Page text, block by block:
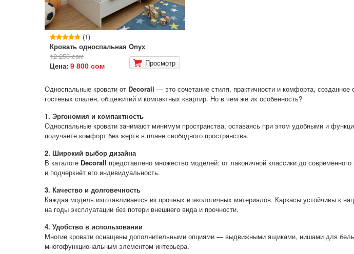
(1)
Кровать односпальная Onyx
12 250 сом
Цена: 9 800 сом Просмотр
Односпальные кровати от Decorall — это сочетание стиля, практичности и комфорта,
гостевых спален, общежитий и компактных квартир. Но в чем же их особенность?
1. Эргономия и компактность
Односпальные кровати занимают минимум пространства, оставаясь при этом удобными и
получаете комфорт без жертв в плане свободного пространства.
2. Широкий выбор дизайна
В каталоге Decorall представлено множество моделей: от лаконичной классики до
и подчеркнёт его индивидуальность.
3. Качество и долговечность
Каждая модель изготавливается из прочных и экологичных материалов. Каркасы устойчивы к
на годы эксплуатации без потери внешнего вида и прочности.
4. Удобство в использовании
Многие кровати оснащены дополнительными опциями — выдвижными ящиками, нишами для
многофункциональным элементом интерьера.